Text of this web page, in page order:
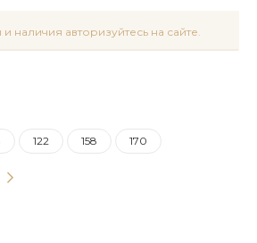
наличия авторизуйтесь на сайте.
122 158 170